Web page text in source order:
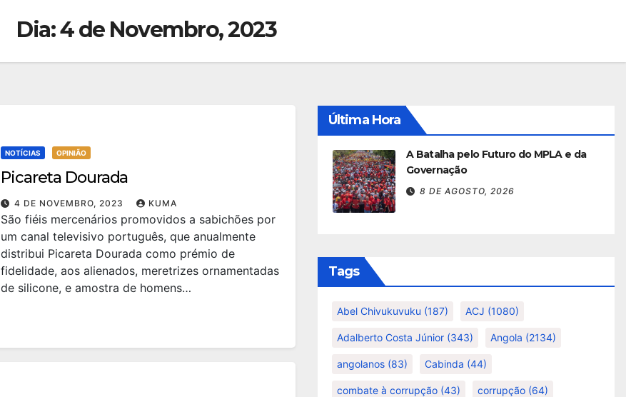
Dia:4 de Novembro, 2023
NOTÍCIAS OPINIÃO
Picareta Dourada
4 DE NOVEMBRO, 2023 KUMA
São fiéis mercenários promovidos a sabichões por
um canal televisivo português, que anualmente
distribui Picareta Dourada como prémio de
fidelidade, aos alienados, meretrizes ornamentadas
de silicone, e amostra de homens…
Última Hora
A Batalha pelo Futuro do MPLA e da
Governação
8 DE AGOSTO, 2026
Tags
Abel Chivukuvuku (187) ACJ (1080)
Adalberto Costa Júnior (343) Angola (2134)
angolanos (83) Cabinda (44)
combate à corrupção (43) corrupção (64)